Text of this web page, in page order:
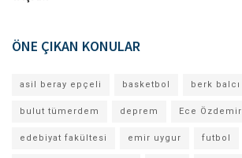
ÖNE ÇIKAN KONULAR
asil beray epçeli basketbol berk balcı
bulut tümerdem deprem Ece Özdemir
edebiyat fakültesi emir uygur futbol